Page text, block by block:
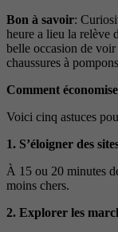
Bon à savoir:
heure a lieu la relève
belle occasion de
chaussures à
Comment
Voici cinq astuces
1. S’éloigner des
À 15 ou 20 minutes
moins chers.
2. Explorer les